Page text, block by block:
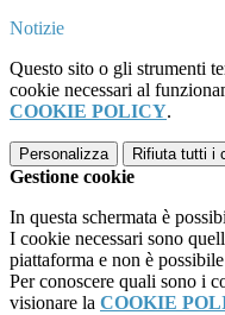
Notizie
Questo sito o gli strumenti
cookie necessari al
COOKIE POLICY.
Personalizza Rifiuta tutti i
Gestione cookie
In questa schermata è
I cookie necessari sono
piattaforma e non è
Per conoscere quali sono i
visionare la COOKIE